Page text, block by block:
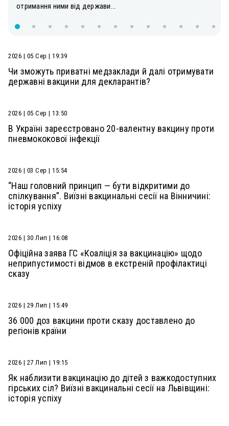
отримання ними від держави...
2026 | 05 Сер | 19:39
Чи зможуть приватні медзаклади й далі отримувати
державні вакцини для декларантів?
2026 | 05 Сер | 13:50
В Україні зареєстровано 20-валентну вакцину проти
пневмококової інфекції
2026 | 03 Сер | 15:54
“Наш головний принцип — бути відкритими до
спілкування”. Виїзні вакцинальні сесії на Вінничині:
історія успіху
2026 | 30 Лип | 16:08
Офіційна заява ГС «Коаліція за вакцинацію» щодо
неприпустимості відмов в екстреній профілактиці
сказу
2026 | 29 Лип | 15:49
36 000 доз вакцини проти сказу доставлено до
регіонів країни
2026 | 27 Лип | 19:15
Як наблизити вакцинацію до дітей з важкодоступних
гірських сіл? Виїзні вакцинальні сесії на Львівщині:
історія успіху